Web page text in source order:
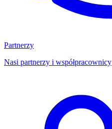
Partnerzy
Nasi partnerzy i współpracownicy